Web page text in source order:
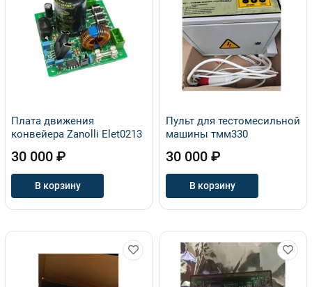
Плата движения
конвейера Zanolli Elet0213
30 000 ₽
В корзину
Пульт для тестомесильной
машины тмм330
30 000 ₽
В корзину